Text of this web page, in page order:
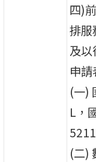
四)
排服
及以
申
(一)
L，
(二)